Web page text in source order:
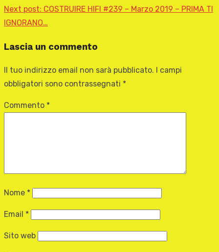
Next post: COSTRUIRE HIFI #239 – Marzo 2019 – PRIMA TI
IGNORANO…
Lascia un commento
Il tuo indirizzo email non sarà pubblicato.
I campi
obbligatori sono contrassegnati *
Commento *
Nome *
Email *
Sito web